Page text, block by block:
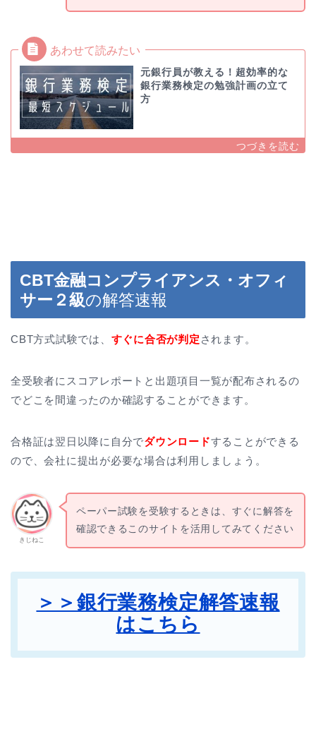
元銀行員が教える！超効率的な
銀行業務検定の勉強計画の立て
方
CBT金融コンプライアンス・オフィ
サー２級の解答速報
CBT方式試験では、 すぐに合否が判定 されます。
全受験者にスコアレポートと出題項目一覧が配布されるの
でどこを間違ったのか確認することができます。
合格証は翌日以降に自分でダウンロードすることができる
ので、会社に提出が必要な場合は利用しましょう。
きじねこ
ペーパー試験を受験するときは、すぐに解答を
確認できるこのサイトを活用してみてください
＞＞銀行業務検定解答速報
はこちら